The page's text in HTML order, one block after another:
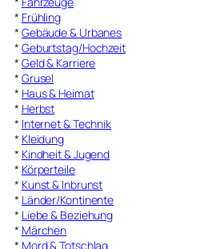
* Frühling
* Gebäude & Urbanes
* Geburtstag/Hochzeit
* Geld & Karriere
* Grusel
* Haus & Heimat
* Herbst
* Internet & Technik
* Kleidung
* Kindheit & Jugend
* Körperteile
* Kunst & Inbrunst
* Länder/Kontinente
* Liebe & Beziehung
* Märchen
* Mord & Totschlag